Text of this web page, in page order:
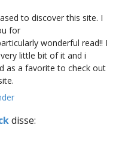
to discover this site. I
for
wonderful read!! I
little bit of it and i
as a favorite to check out
disse: